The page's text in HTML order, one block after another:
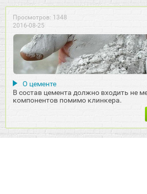
Просмотров: 1348
2016-08-25
О цементе
В состав цемента должно входить не
компонентов помимо клинкера.